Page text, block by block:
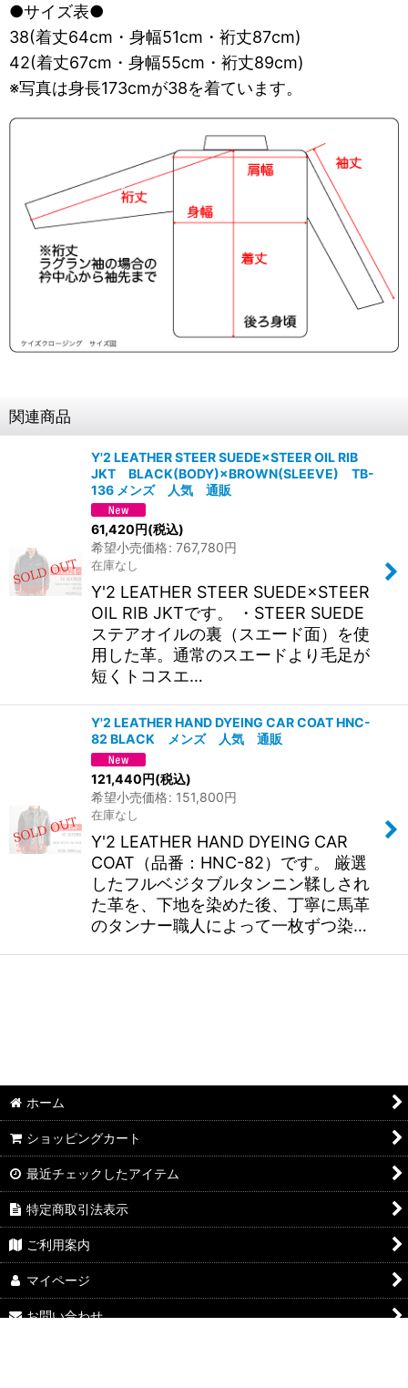
●サイズ表●
38(着丈64cm・身幅51cm・裄丈87cm)
42(着丈67cm・身幅55cm・裄丈89cm)
※写真は身長173cmが38を着ています。
関連商品
Y'2 LEATHER STEER SUEDE×STEER OIL RIB
JKT BLACK(BODY)×BROWN(SLEEVE) TB-
136 メンズ 人気 通販
61,420円(税込)
希望小売価格: 767,780円
在庫なし
Y'2 LEATHER STEER SUEDE×STEER
OIL RIB JKTです。 ・STEER SUEDE
ステアオイルの裏（スエード面）を使
用した革。通常のスエードより毛足が
短くトコスエ…
Y'2 LEATHER HAND DYEING CAR COAT HNC-
82 BLACK メンズ 人気 通販
121,440円(税込)
希望小売価格: 151,800円
在庫なし
Y'2 LEATHER HAND DYEING CAR
COAT（品番：HNC-82）です。 厳選
したフルベジタブルタンニン鞣しされ
た革を、下地を染めた後、丁寧に馬革
のタンナー職人によって一枚ずつ染…
ホーム
ショッピングカート
最近チェックしたアイテム
特定商取引法表示
ご利用案内
マイページ
お問い合わせ